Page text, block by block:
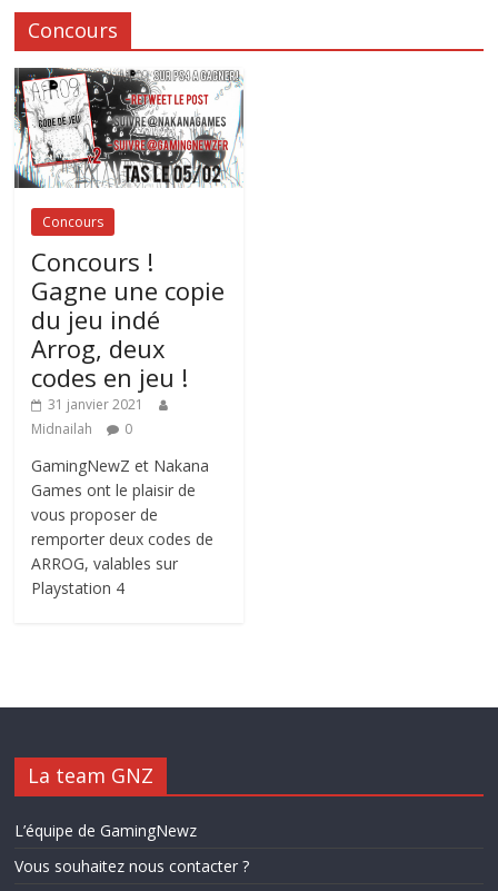
Concours
Concours
Concours !
Gagne une copie
du jeu indé
Arrog, deux
codes en jeu !
31 janvier 2021
Midnailah
0
GamingNewZ et Nakana
Games ont le plaisir de
vous proposer de
remporter deux codes de
ARROG, valables sur
Playstation 4
La team GNZ
L’équipe de GamingNewz
Vous souhaitez nous contacter ?